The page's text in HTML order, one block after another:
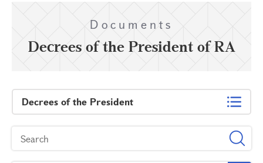
Documents
Decrees of the President of RA
Decrees of the President